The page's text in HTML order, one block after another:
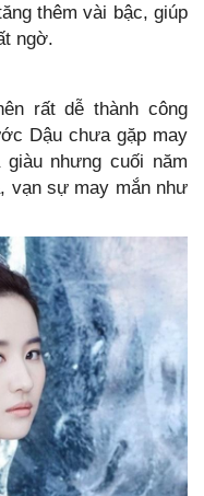
thêm vài bậc, giúp
ngờ.
rất dễ thành công
Dậu chưa gặp may
nhưng cuối năm
vạn sự may mắn như